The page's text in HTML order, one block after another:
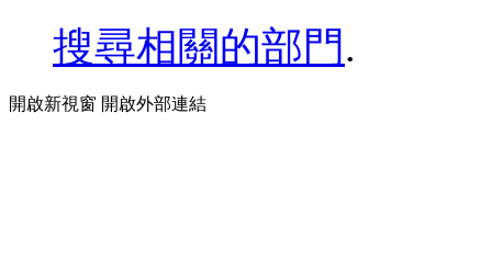
搜尋相關的部門.
開啟新視窗 開啟外部連結